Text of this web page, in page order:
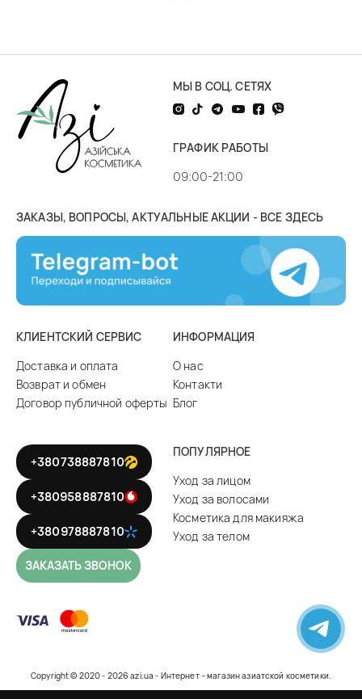
МЫ В СОЦ. СЕТЯХ
ГРАФИК РАБОТЫ
09:00-21:00
ЗАКАЗЫ, ВОПРОСЫ, АКТУАЛЬНЫЕ АКЦИИ - ВСЕ ЗДЕСЬ
КЛИЕНТСКИЙ СЕРВИС
Доставка и оплата
Возврат и обмен
Договор публичной оферты
ИНФОРМАЦИЯ
О нас
Контакти
Блог
+380738887810
+380958887810
+380978887810
ЗАКАЗАТЬ ЗВОНОК
ПОПУЛЯРНОЕ
Уход за лицом
Уход за волосами
Косметика для макияжа
Уход за телом
Copyright © 2020 - 2026 azi.ua - Интернет – магазин азиатской косметики.